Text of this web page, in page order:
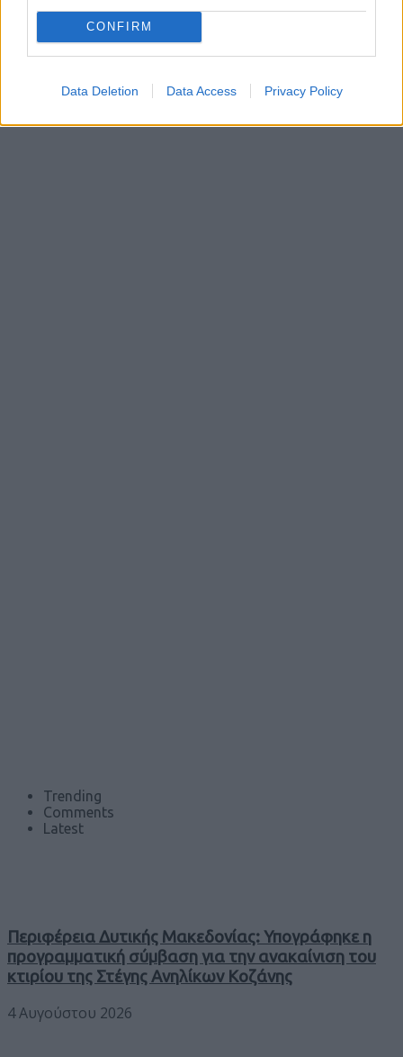
CONFIRM
Data Deletion Data Access Privacy Policy
Trending
Comments
Latest
Περιφέρεια Δυτικής Μακεδονίας: Υπογράφηκε η
προγραμματική σύμβαση για την ανακαίνιση του
κτιρίου της Στέγης Ανηλίκων Κοζάνης
4 Αυγούστου 2026